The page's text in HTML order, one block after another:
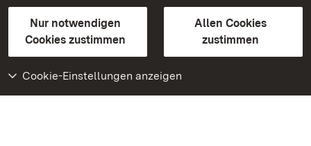
Nur notwendigen
Cookies zustimmen
Allen Cookies
zustimmen
Cookie-Einstellungen anzeigen
GebärdenspracheLeichte Sprache
Erklärung zur Barrierefreiheit
BITV-konform (geprüfte Seiten)
Weiteres